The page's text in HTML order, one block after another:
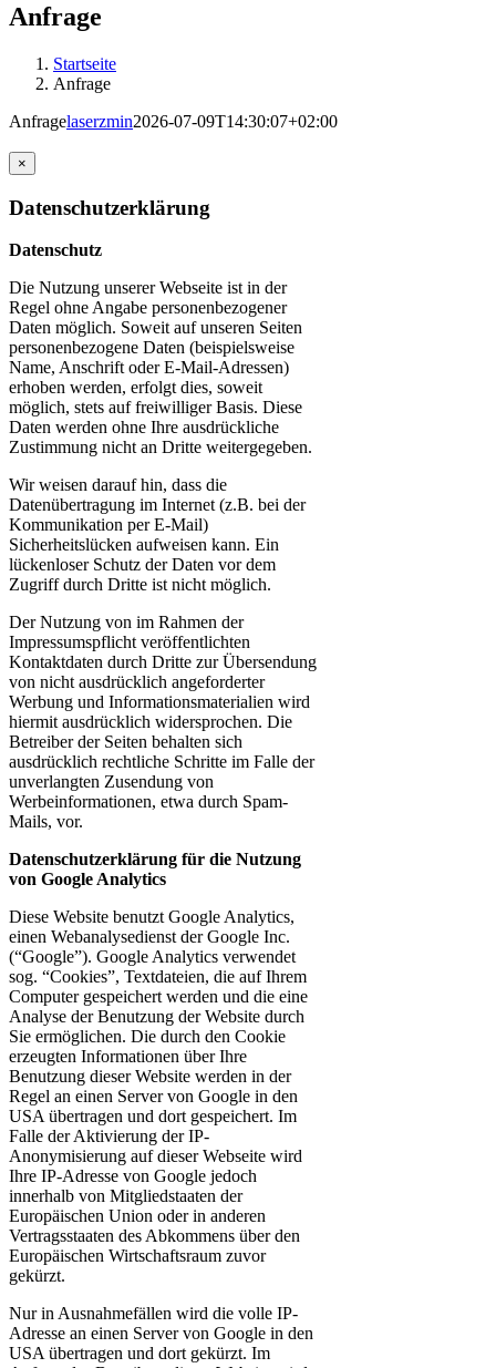
Anfrage
Startseite
Anfrage
Anfragelaserzmin2026-07-09T14:30:07+02:00
×
Datenschutzerklärung
Datenschutz
Die Nutzung unserer Webseite ist in der
Regel ohne Angabe personenbezogener
Daten möglich. Soweit auf unseren Seiten
personenbezogene Daten (beispielsweise
Name, Anschrift oder E-Mail-Adressen)
erhoben werden, erfolgt dies, soweit
möglich, stets auf freiwilliger Basis. Diese
Daten werden ohne Ihre ausdrückliche
Zustimmung nicht an Dritte weitergegeben.
Wir weisen darauf hin, dass die
Datenübertragung im Internet (z.B. bei der
Kommunikation per E-Mail)
Sicherheitslücken aufweisen kann. Ein
lückenloser Schutz der Daten vor dem
Zugriff durch Dritte ist nicht möglich.
Der Nutzung von im Rahmen der
Impressumspflicht veröffentlichten
Kontaktdaten durch Dritte zur Übersendung
von nicht ausdrücklich angeforderter
Werbung und Informationsmaterialien wird
hiermit ausdrücklich widersprochen. Die
Betreiber der Seiten behalten sich
ausdrücklich rechtliche Schritte im Falle der
unverlangten Zusendung von
Werbeinformationen, etwa durch Spam-
Mails, vor.
Datenschutzerklärung für die Nutzung
von Google Analytics
Diese Website benutzt Google Analytics,
einen Webanalysedienst der Google Inc.
(“Google”). Google Analytics verwendet
sog. “Cookies”, Textdateien, die auf Ihrem
Computer gespeichert werden und die eine
Analyse der Benutzung der Website durch
Sie ermöglichen. Die durch den Cookie
erzeugten Informationen über Ihre
Benutzung dieser Website werden in der
Regel an einen Server von Google in den
USA übertragen und dort gespeichert. Im
Falle der Aktivierung der IP-
Anonymisierung auf dieser Webseite wird
Ihre IP-Adresse von Google jedoch
innerhalb von Mitgliedstaaten der
Europäischen Union oder in anderen
Vertragsstaaten des Abkommens über den
Europäischen Wirtschaftsraum zuvor
gekürzt.
Nur in Ausnahmefällen wird die volle IP-
Adresse an einen Server von Google in den
USA übertragen und dort gekürzt. Im